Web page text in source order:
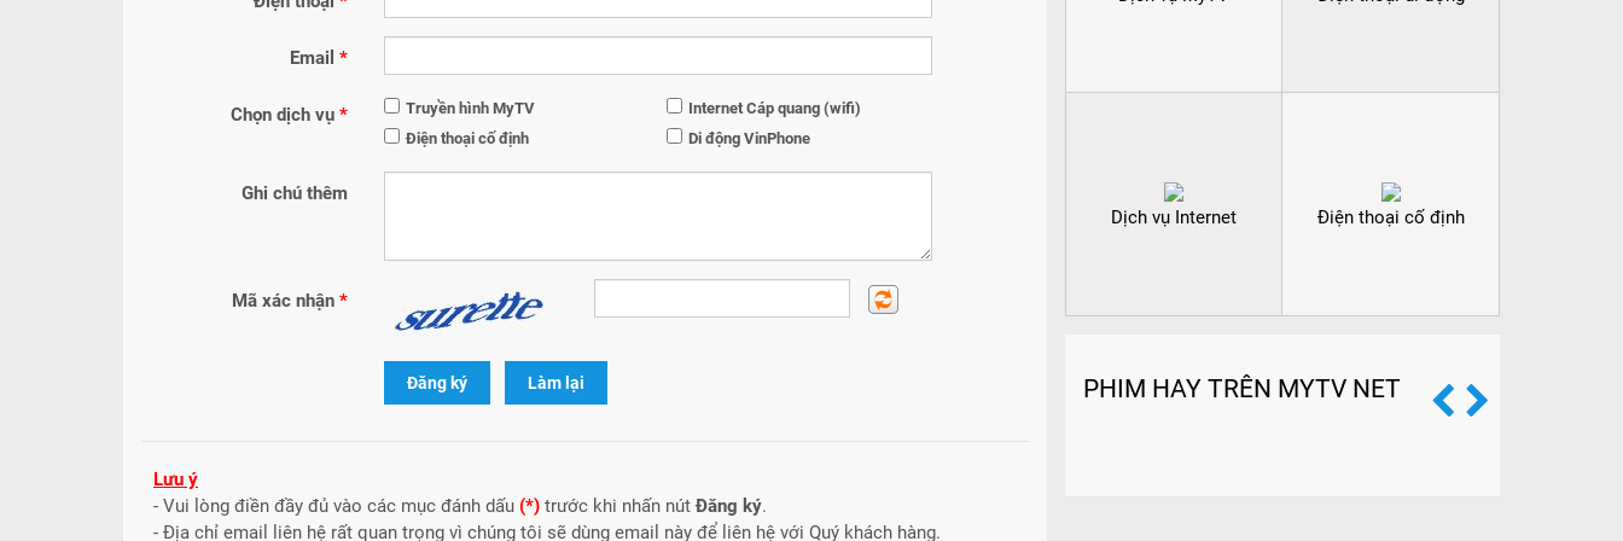
Email*
Chọn dịch vụ* Truyền hình MyTV
Internet Cáp quang (wifi)
Điện thoại cố định
Di động VinPhone
Ghi chú thêm
Mã xác nhận*
Đăng ký Làm lại
Lưu ý
- Vui lòng điền đầy đủ vào các mục đánh dấu (*) trước khi nhấn nút Đăng ký.
- Địa chỉ email liên hệ rất quan trọng vì chúng tôi sẽ dùng email này để liên hệ với Quý khách hàng.
Dịch vụ Internet Điện thoại cố định
PHIM HAY TRÊN MYTV NET